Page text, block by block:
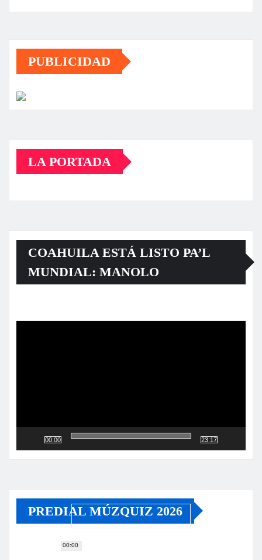
PUBLICIDAD
LA PORTADA
COAHUILA ESTÁ LISTO PA’L
MUNDIAL: MANOLO
00:00
00:00
23:17
PREDIAL MÚZQUIZ 2026
Reproductor